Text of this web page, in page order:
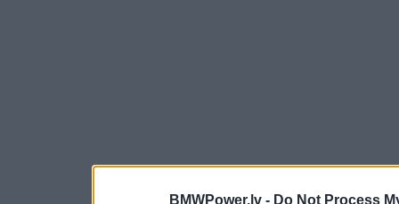
BMWPower.lv - Do Not Process